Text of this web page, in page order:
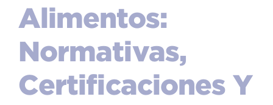
Alimentos:
Normativas,
Certificaciones Y